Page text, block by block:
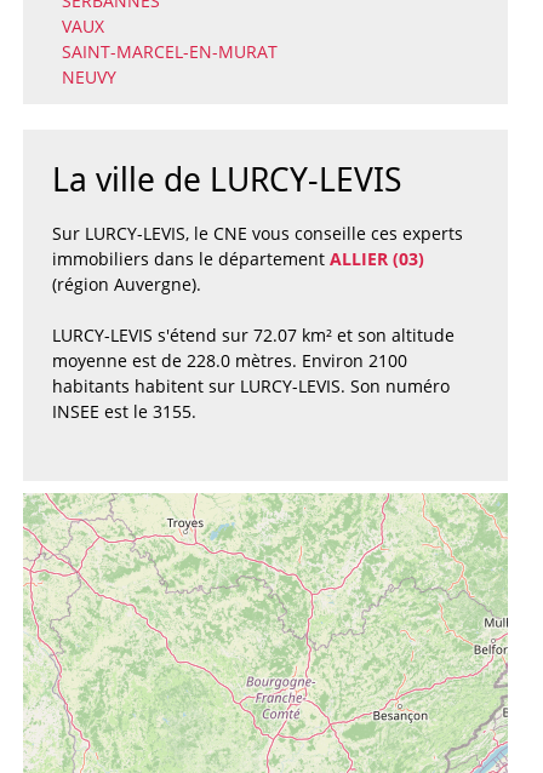
VAUX
SAINT-MARCEL-EN-MURAT
NEUVY
La ville de LURCY-LEVIS
Sur LURCY-LEVIS, le CNE vous conseille ces experts
immobiliers dans le département ALLIER (03)
(région Auvergne).
LURCY-LEVIS s'étend sur 72.07 km² et son altitude
moyenne est de 228.0 mètres. Environ 2100
habitants habitent sur LURCY-LEVIS. Son numéro
INSEE est le 3155.